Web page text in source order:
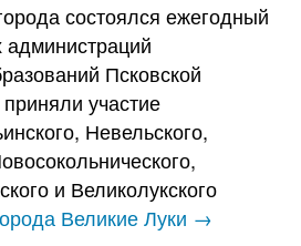
состоялся ежегодный
Псковской
участие
Невельского,
и Великолукского
Великие Луки →